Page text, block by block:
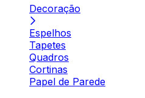
Decoração
Espelhos
Tapetes
Quadros
Cortinas
Papel de Parede